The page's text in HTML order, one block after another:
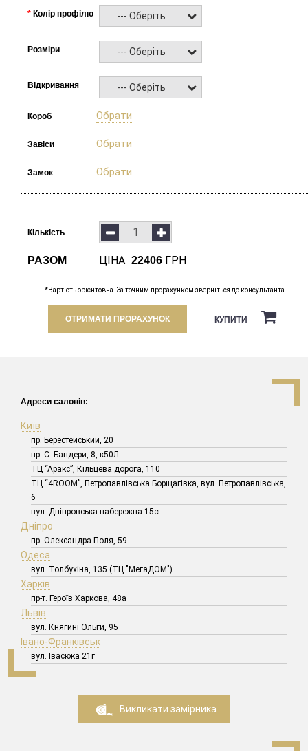
Колір профілю --- Оберіть ---
Розміри --- Оберіть ---
Відкривання --- Оберіть ---
Короб Обрати
Завіси Обрати
Замок Обрати
Кількість
РАЗОМ ЦІНА 22406 ГРН
*Вартість орієнтовна. За точним прорахунком зверніться до консультанта
ОТРИМАТИ ПРОРАХУНОК КУПИТИ
Адреси салонів:
Київ
пр. Берестейський, 20
пр. С. Бандери, 8, к50Л
ТЦ “Аракс”, Кільцева дорога, 110
ТЦ “4ROOM”, Петропавлівська Борщагівка, вул. Петропавлівська,
6
вул. Дніпровська набережна 15є
Дніпро
пр. Олександра Поля, 59
Одеса
вул. Толбухіна, 135 (ТЦ "МегаДОМ")
Харків
пр-т. Героїв Харкова, 48а
Львів
вул. Княгині Ольги, 95
Івано-Франківськ
вул. Івасюка 21г
Викликати замірника